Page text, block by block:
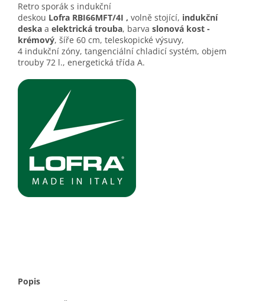
Retro sporák s indukční
deskou Lofra RBI66MFT/4I , volně stojící, indukční
deska a elektrická trouba, barva slonová kost -
krémový, ší­ře 60 cm, teleskopické výsuvy,
4 indukční zóny, tangenciální chladicí systém, objem
trouby 72 l., energetická třída A.
Popis